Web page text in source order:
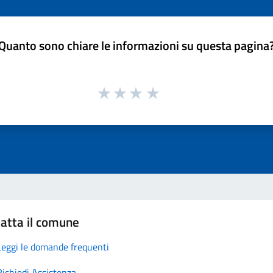
sono chiare le informazioni su questa
il comune
le domande frequenti